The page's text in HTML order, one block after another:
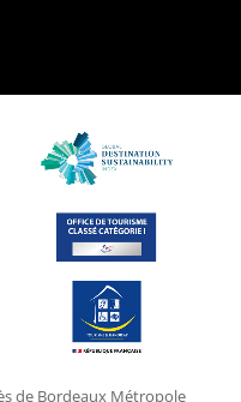
de Bordeaux Métropole